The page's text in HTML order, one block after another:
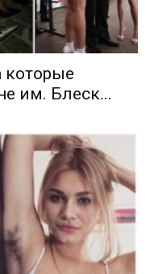
которые
им. Блеск...